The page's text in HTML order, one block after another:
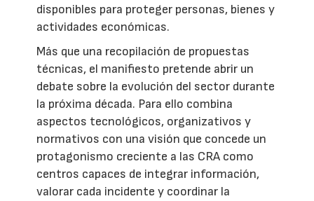
disponibles para proteger personas, bienes y
actividades económicas.
Más que una recopilación de propuestas
técnicas, el manifiesto pretende abrir un
debate sobre la evolución del sector durante
la próxima década. Para ello combina
aspectos tecnológicos, organizativos y
normativos con una visión que concede un
protagonismo creciente a las CRA como
centros capaces de integrar información,
valorar cada incidente y coordinar la